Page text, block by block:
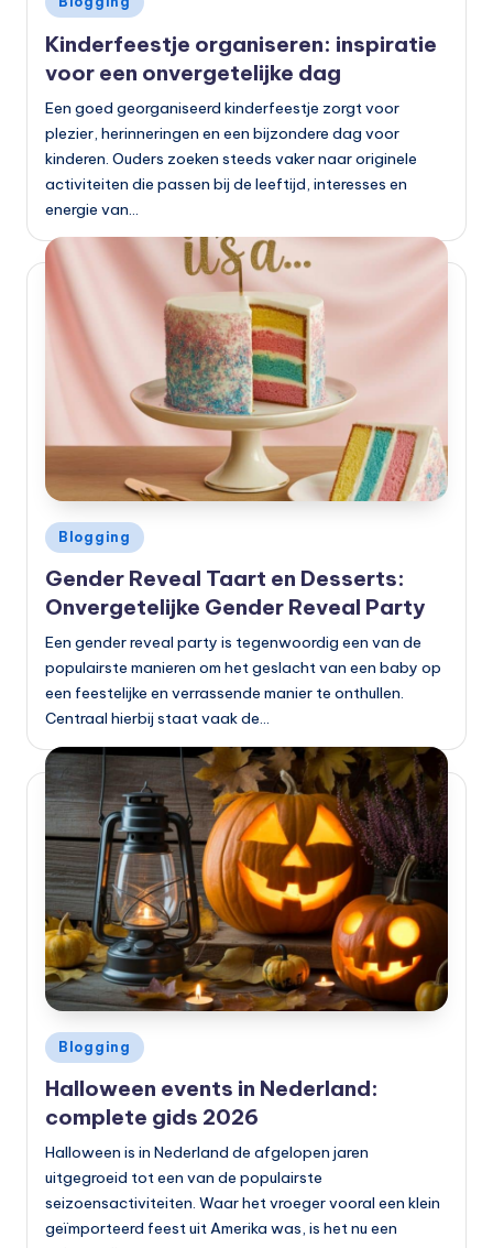
in
Kinderfeestje organiseren: inspiratie
voor een onvergetelijke dag
Een goed georganiseerd kinderfeestje zorgt voor
plezier, herinneringen en een bijzondere dag voor
kinderen. Ouders zoeken steeds vaker naar originele
activiteiten die passen bij de leeftijd, interesses en
energie van…
Geplaatst
in
Blogging
Gender Reveal Taart en Desserts:
Onvergetelijke Gender Reveal Party
Een gender reveal party is tegenwoordig een van de
populairste manieren om het geslacht van een baby op
een feestelijke en verrassende manier te onthullen.
Centraal hierbij staat vaak de…
Geplaatst
in
Blogging
Halloween events in Nederland:
complete gids 2026
Halloween is in Nederland de afgelopen jaren
uitgegroeid tot een van de populairste
seizoensactiviteiten. Waar het vroeger vooral een klein
geïmporteerd feest uit Amerika was, is het nu een